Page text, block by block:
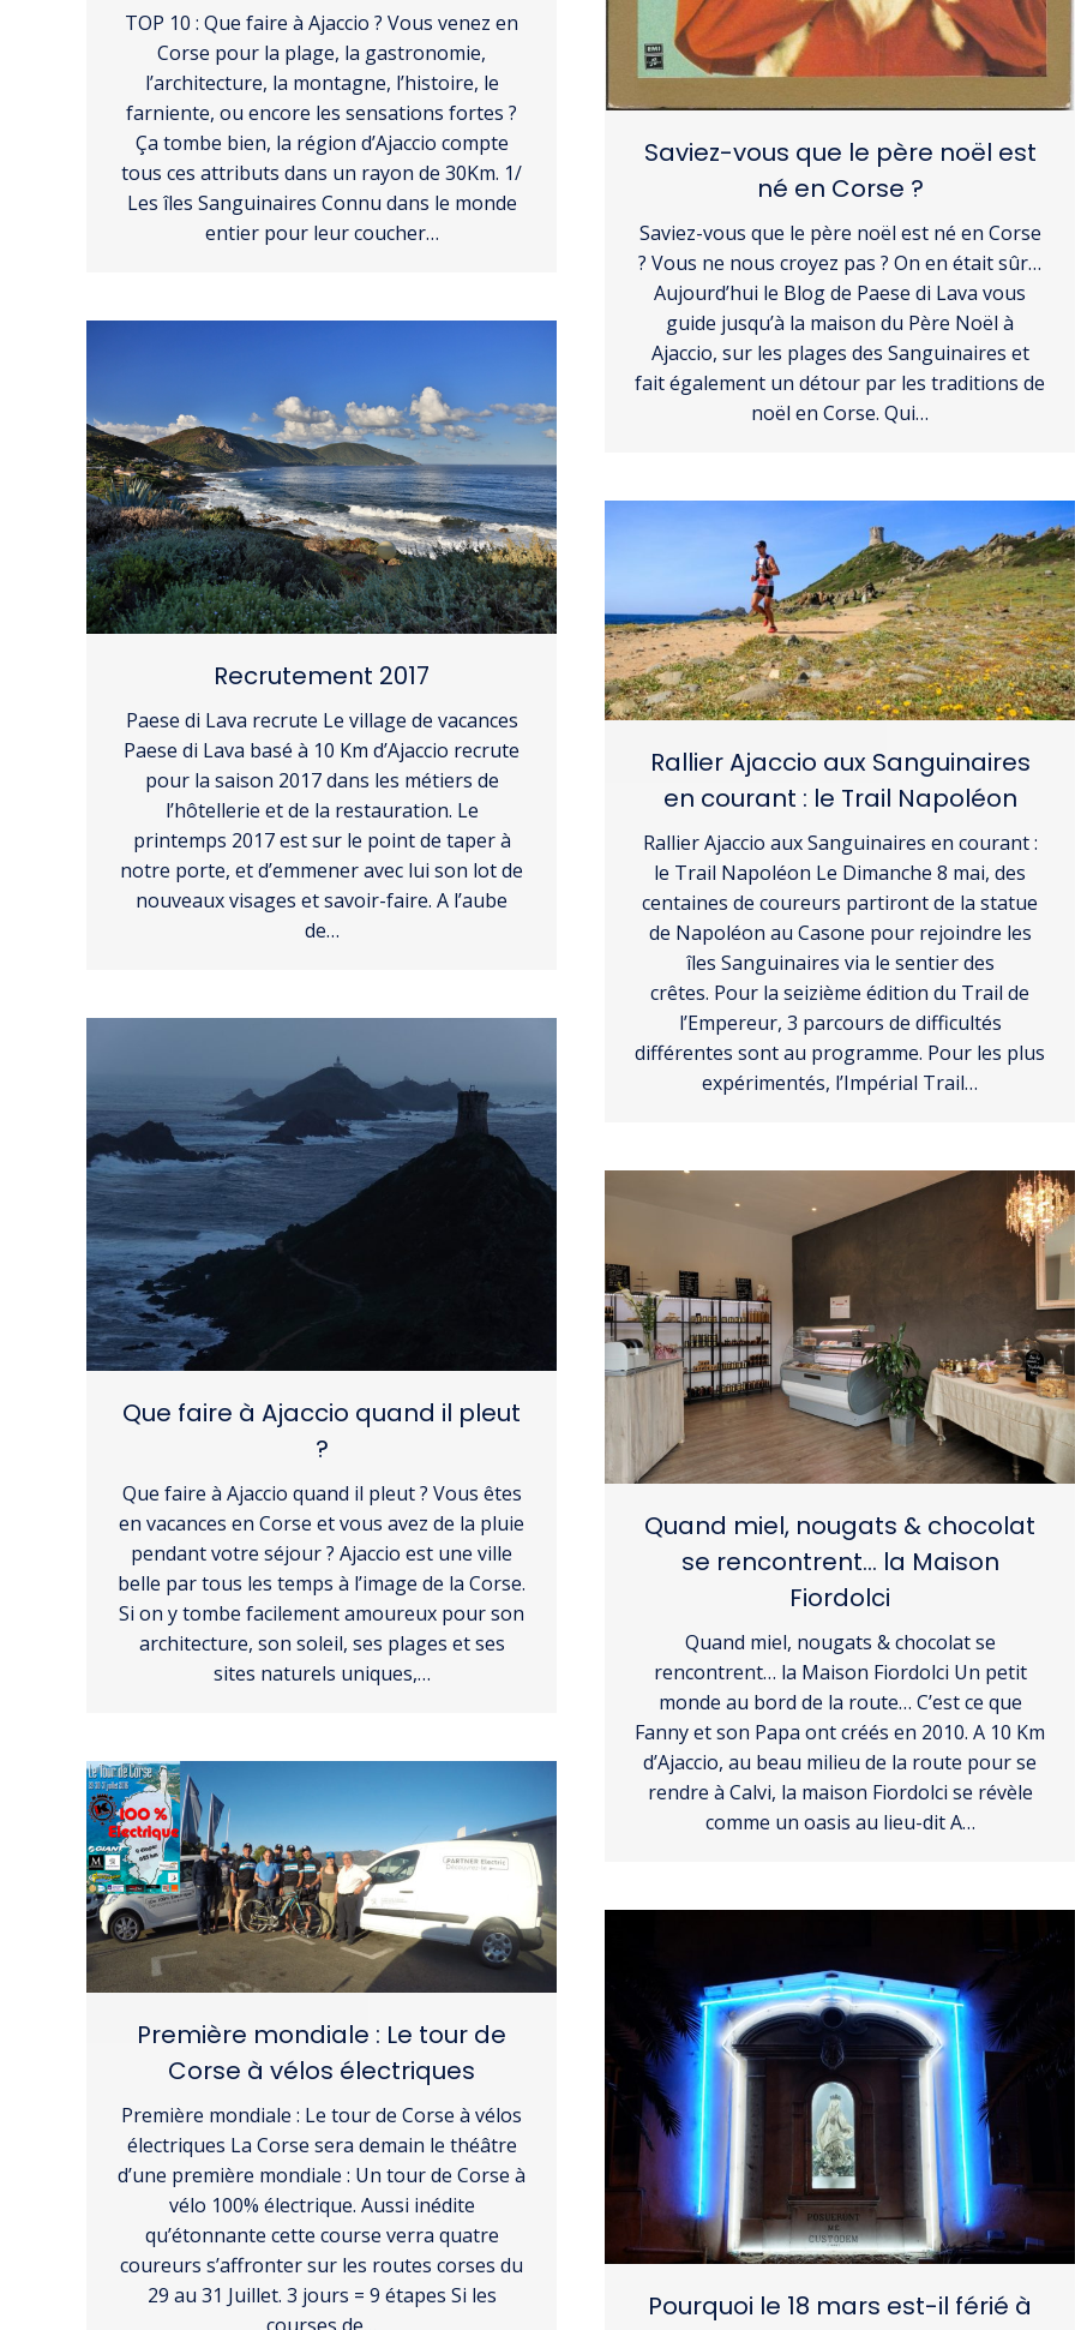
TOP 10 : Que faire à Ajaccio ? Vous venez en
Corse pour la plage, la gastronomie,
l’architecture, la montagne, l’histoire, le
farniente, ou encore les sensations fortes ?
Ça tombe bien, la région d’Ajaccio compte
tous ces attributs dans un rayon de 30Km. 1/
Les îles Sanguinaires Connu dans le monde
entier pour leur coucher…
Saviez-vous que le père noël est
né en Corse ?
Saviez-vous que le père noël est né en Corse
? Vous ne nous croyez pas ? On en était sûr…
Aujourd’hui le Blog de Paese di Lava vous
guide jusqu’à la maison du Père Noël à
Ajaccio, sur les plages des Sanguinaires et
fait également un détour par les traditions de
noël en Corse. Qui…
Recrutement 2017
Paese di Lava recrute Le village de vacances
Paese di Lava basé à 10 Km d’Ajaccio recrute
pour la saison 2017 dans les métiers de
l’hôtellerie et de la restauration. Le
printemps 2017 est sur le point de taper à
notre porte, et d’emmener avec lui son lot de
nouveaux visages et savoir-faire. A l’aube
de…
Rallier Ajaccio aux Sanguinaires
en courant : le Trail Napoléon
Rallier Ajaccio aux Sanguinaires en courant :
le Trail Napoléon Le Dimanche 8 mai, des
centaines de coureurs partiront de la statue
de Napoléon au Casone pour rejoindre les
îles Sanguinaires via le sentier des
crêtes. Pour la seizième édition du Trail de
l’Empereur, 3 parcours de difficultés
différentes sont au programme. Pour les plus
expérimentés, l’Impérial Trail…
Que faire à Ajaccio quand il pleut
?
Que faire à Ajaccio quand il pleut ? Vous êtes
en vacances en Corse et vous avez de la pluie
pendant votre séjour ? Ajaccio est une ville
belle par tous les temps à l’image de la Corse.
Si on y tombe facilement amoureux pour son
architecture, son soleil, ses plages et ses
sites naturels uniques,…
Quand miel, nougats & chocolat
se rencontrent… la Maison
Fiordolci
Quand miel, nougats & chocolat se
rencontrent… la Maison Fiordolci Un petit
monde au bord de la route… C’est ce que
Fanny et son Papa ont créés en 2010. A 10 Km
d’Ajaccio, au beau milieu de la route pour se
rendre à Calvi, la maison Fiordolci se révèle
comme un oasis au lieu-dit A…
Première mondiale : Le tour de
Corse à vélos électriques
Première mondiale : Le tour de Corse à vélos
électriques La Corse sera demain le théâtre
d’une première mondiale : Un tour de Corse à
vélo 100% électrique. Aussi inédite
qu’étonnante cette course verra quatre
coureurs s’affronter sur les routes corses du
29 au 31 Juillet. 3 jours = 9 étapes Si les
Pourquoi le 18 mars est-il férié à